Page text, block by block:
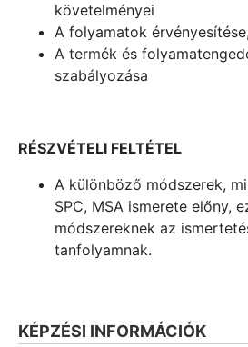
követelményei
A folyamatok
A termék és
szabályozása
RÉSZVÉTELI FELTÉTEL
A különböző módszerek,
SPC, MSA ismerete előny,
módszereknek az
tanfolyamnak.
KÉPZÉSI INFORMÁCIÓK